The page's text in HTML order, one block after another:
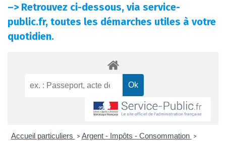
–> Retrouvez ci-dessous, via service-
public.fr, toutes les démarches utiles à votre
quotidien.
Accueil particuliers > Argent - Impôts - Consommation >